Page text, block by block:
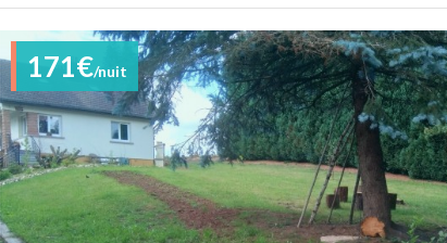
171€/nuit